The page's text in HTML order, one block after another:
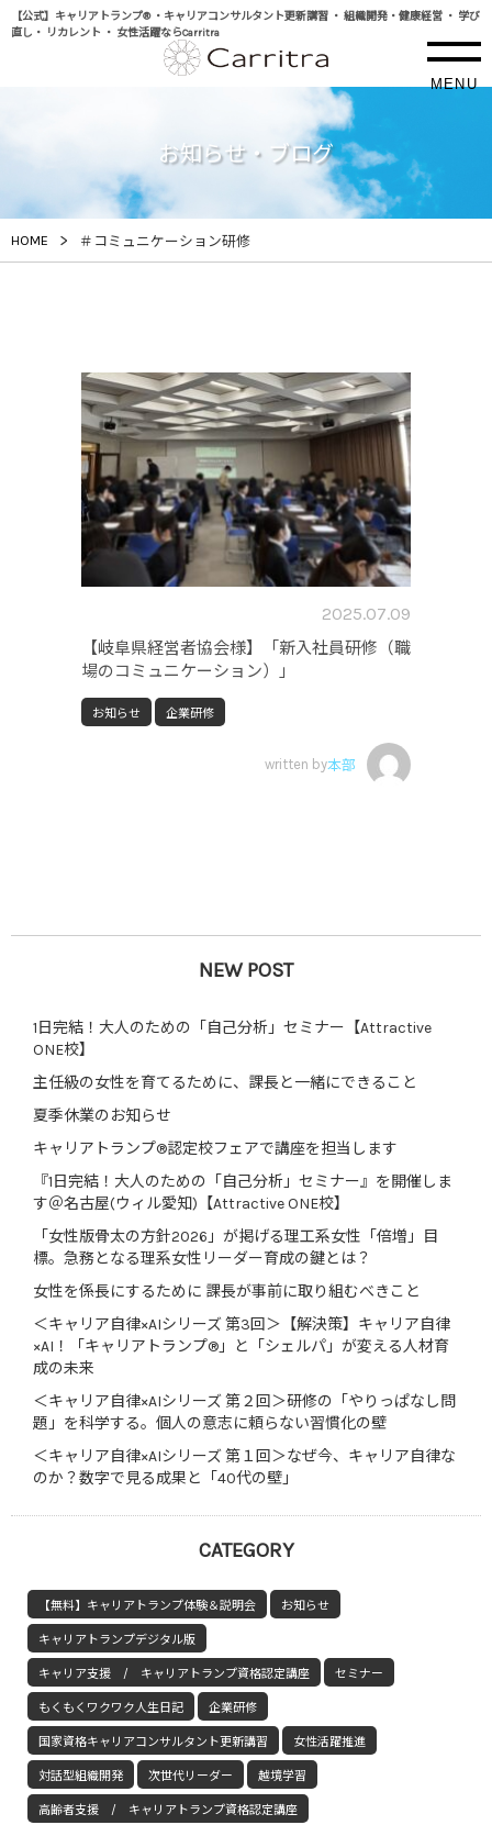
【公式】キャリアトランプ® ・キャリアコンサルタント更新講習 ・ 組織開発・健康経営 ・ 学び
直し・ リカレント ・ 女性活躍ならCarritra
MENU
お知らせ・ブログ
HOME > ＃コミュニケーション研修
2025.07.09
【岐阜県経営者協会様】「新入社員研修（職
場のコミュニケーション）」
お知らせ 企業研修
written by本部
NEW POST
1日完結！大人のための「自己分析」セミナー【Attractive
ONE校】
主任級の女性を育てるために、課長と一緒にできること
夏季休業のお知らせ
キャリアトランプ®認定校フェアで講座を担当します
『1日完結！大人のための「自己分析」セミナー』を開催しま
す＠名古屋(ウィル愛知)【Attractive ONE校】
「女性版骨太の方針2026」が掲げる理工系女性「倍増」目
標。急務となる理系女性リーダー育成の鍵とは？
女性を係長にするために 課長が事前に取り組むべきこと
＜キャリア自律×AIシリーズ 第3回＞【解決策】キャリア自律
×AI！「キャリアトランプ®」と「シェルパ」が変える人材育
成の未来
＜キャリア自律×AIシリーズ 第２回＞研修の「やりっぱなし問
題」を科学する。個人の意志に頼らない習慣化の壁
＜キャリア自律×AIシリーズ 第１回＞なぜ今、キャリア自律な
のか？数字で見る成果と「40代の壁」
CATEGORY
【無料】キャリアトランプ体験＆説明会 お知らせ
キャリアトランプデジタル版
キャリア支援 / キャリアトランプ資格認定講座 セミナー
もくもくワクワク人生日記 企業研修
国家資格キャリアコンサルタント更新講習 女性活躍推進
対話型組織開発 次世代リーダー 越境学習
高齢者支援 / キャリアトランプ資格認定講座